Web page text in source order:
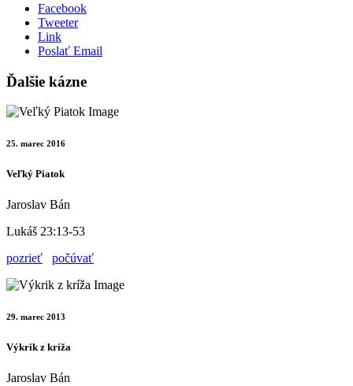
Facebook
Tweeter
Link
Poslať Email
Ďalšie kázne
25. marec 2016
Veľký Piatok
Jaroslav Bán
Lukáš 23:13-53
pozrieť
počúvať
29. marec 2013
Výkrik z kríža
Jaroslav Bán